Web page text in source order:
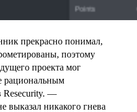
прекрасно понимал,
поэтому
проекта мог
рациональным
Resecurity. —
выказал никакого гнева